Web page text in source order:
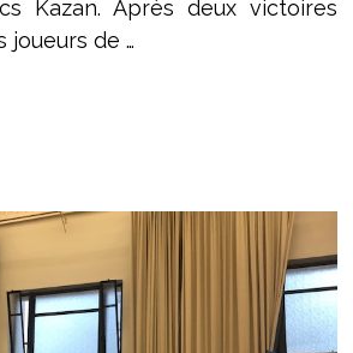
Kazan. Après deux victoires
joueurs de …